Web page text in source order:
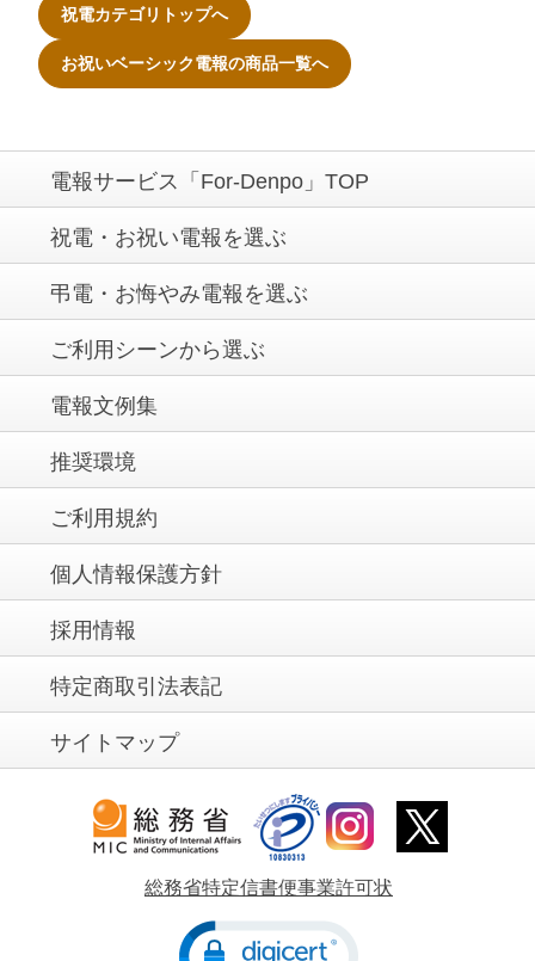
祝電カテゴリトップへ
お祝いベーシック電報の商品一覧へ
電報サービス「For-Denpo」TOP
祝電・お祝い電報を選ぶ
弔電・お悔やみ電報を選ぶ
ご利用シーンから選ぶ
電報文例集
推奨環境
ご利用規約
個人情報保護方針
採用情報
特定商取引法表記
サイトマップ
総務省特定信書便事業許可状